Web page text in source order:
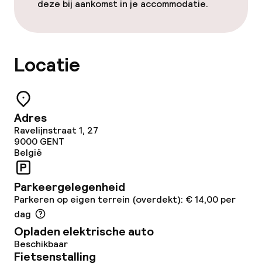
Eet- en drinkdiensten
Zakelijke faciliteiten
Vergaderruimte
Beleid
Borg bij aankomst
Overal rookvrij
Vrijgezellenfeesten of andere feesten
niet toegestaan
deze bij aankomst in je accommodatie.
Locatie
Adres
Ravelijnstraat 1, 27
9000 GENT
België
Parkeergelegenheid
Parkeren op eigen terrein (overdekt): € 14,00 per
dag
Opladen elektrische auto
Beschikbaar
Fietsenstalling